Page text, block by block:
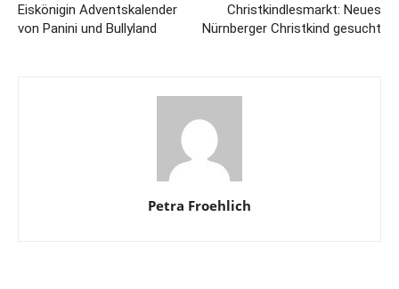
Eiskönigin Adventskalender
von Panini und Bullyland
Christkindlesmarkt: Neues
Nürnberger Christkind gesucht
Petra Froehlich